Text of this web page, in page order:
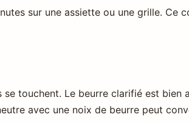
sur une assiette ou une grille. Ce
touchent. Le beurre clarifié est
avec une noix de beurre peut